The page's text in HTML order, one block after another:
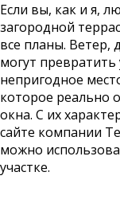
Если вы, как и я,
загородной
все планы. Ветер,
могут
непригодное
которое реально
окна. С их
сайте компании
можно
участке.